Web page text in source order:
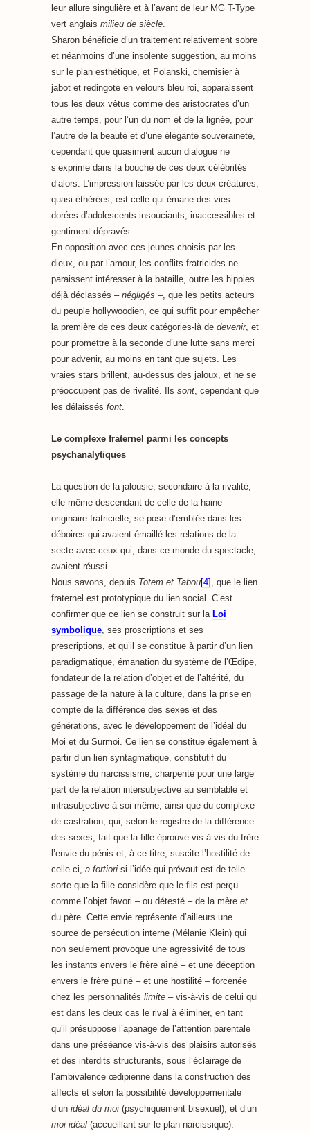
leur allure singulière et à l’avant de leur MG T-Type
vert anglais milieu de siècle.
Sharon bénéficie d’un traitement relativement sobre
et néanmoins d’une insolente suggestion, au moins
sur le plan esthétique, et Polanski, chemisier à
jabot et redingote en velours bleu roi, apparaissent
tous les deux vêtus comme des aristocrates d’un
autre temps, pour l’un du nom et de la lignée, pour
l’autre de la beauté et d’une élégante souveraineté,
cependant que quasiment aucun dialogue ne
s’exprime dans la bouche de ces deux célébrités
d’alors. L’impression laissée par les deux créatures,
quasi éthérées, est celle qui émane des vies
dorées d’adolescents insouciants, inaccessibles et
gentiment dépravés.
En opposition avec ces jeunes choisis par les
dieux, ou par l’amour, les conflits fratricides ne
paraissent intéresser à la bataille, outre les hippies
déjà déclassés – négligés –, que les petits acteurs
du peuple hollywoodien, ce qui suffit pour empêcher
la première de ces deux catégories-là de devenir, et
pour promettre à la seconde d’une lutte sans merci
pour advenir, au moins en tant que sujets. Les
vraies stars brillent, au-dessus des jaloux, et ne se
préoccupent pas de rivalité. Ils sont, cependant que
les délaissés font.
Le complexe fraternel parmi les concepts
psychanalytiques
La question de la jalousie, secondaire à la rivalité,
elle-même descendant de celle de la haine
originaire fratricielle, se pose d’emblée dans les
déboires qui avaient émaillé les relations de la
secte avec ceux qui, dans ce monde du spectacle,
avaient réussi.
Nous savons, depuis Totem et Tabou[4] , que le lien
fraternel est prototypique du lien social. C’est
confirmer que ce lien se construit sur la Loi
symbolique, ses proscriptions et ses
prescriptions, et qu’il se constitue à partir d’un lien
paradigmatique, émanation du système de l’Œdipe,
fondateur de la relation d’objet et de l’altérité, du
passage de la nature à la culture, dans la prise en
compte de la différence des sexes et des
générations, avec le développement de l’idéal du
Moi et du Surmoi. Ce lien se constitue également à
partir d’un lien syntagmatique, constitutif du
système du narcissisme, charpenté pour une large
part de la relation intersubjective au semblable et
intrasubjective à soi-même, ainsi que du complexe
de castration, qui, selon le registre de la différence
des sexes, fait que la fille éprouve vis-à-vis du frère
l’envie du pénis et, à ce titre, suscite l’hostilité de
celle-ci, a fortiori si l’idée qui prévaut est de telle
sorte que la fille considère que le fils est perçu
comme l’objet favori – ou détesté – de la mère et
du père. Cette envie représente d’ailleurs une
source de persécution interne (Mélanie Klein) qui
non seulement provoque une agressivité de tous
les instants envers le frère aîné – et une déception
envers le frère puiné – et une hostilité – forcenée
chez les personnalités limite – vis-à-vis de celui qui
est dans les deux cas le rival à éliminer, en tant
qu’il présuppose l’apanage de l’attention parentale
dans une préséance vis-à-vis des plaisirs autorisés
et des interdits structurants, sous l’éclairage de
l’ambivalence œdipienne dans la construction des
affects et selon la possibilité développementale
d’un idéal du moi (psychiquement bisexuel), et d’un
moi idéal (accueillant sur le plan narcissique).